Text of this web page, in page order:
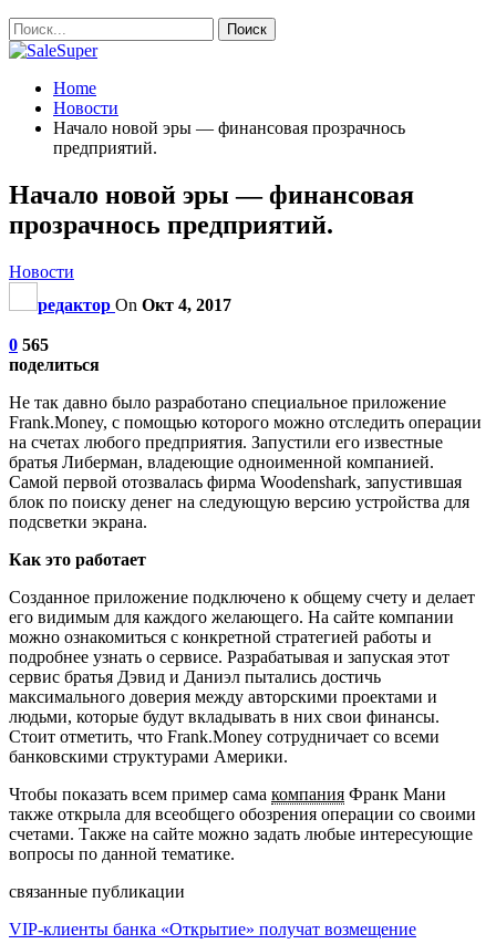
Home
Новости
Начало новой эры — финансовая прозрачнось
предприятий.
Начало новой эры — финансовая
прозрачнось предприятий.
Новости
редактор On Окт 4, 2017
0 565
поделиться
Не так давно было разработано специальное приложение
Frank.Money, с помощью которого можно отследить операции
на счетах любого предприятия. Запустили его известные
братья Либерман, владеющие одноименной компанией.
Самой первой отозвалась фирма Woodenshark, запустившая
блок по поиску денег на следующую версию устройства для
подсветки экрана.
Как это работает
Созданное приложение подключено к общему счету и делает
его видимым для каждого желающего. На сайте компании
можно ознакомиться с конкретной стратегией работы и
подробнее узнать о сервисе. Разрабатывая и запуская этот
сервис братья Дэвид и Даниэл пытались достичь
максимального доверия между авторскими проектами и
людьми, которые будут вкладывать в них свои финансы.
Стоит отметить, что Frank.Money сотрудничает со всеми
банковскими структурами Америки.
Чтобы показать всем пример сама компания Франк Мани
также открыла для всеобщего обозрения операции со своими
счетами. Также на сайте можно задать любые интересующие
вопросы по данной тематике.
связанные публикации
VIP-клиенты банка «Открытие» получат возмещение